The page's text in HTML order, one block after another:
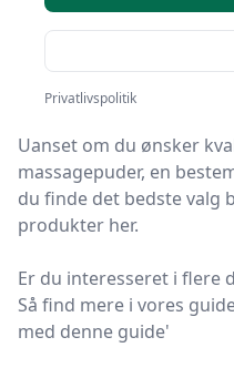
Du er landet på Senior
bedste massagepuder.
dig!
Uanset om du ønsker
massagepuder, en
du finde det bedste valg
produkter her.
Er du interesseret i flere
Så find mere i vores
med denne guide'
Privatlivspolitik